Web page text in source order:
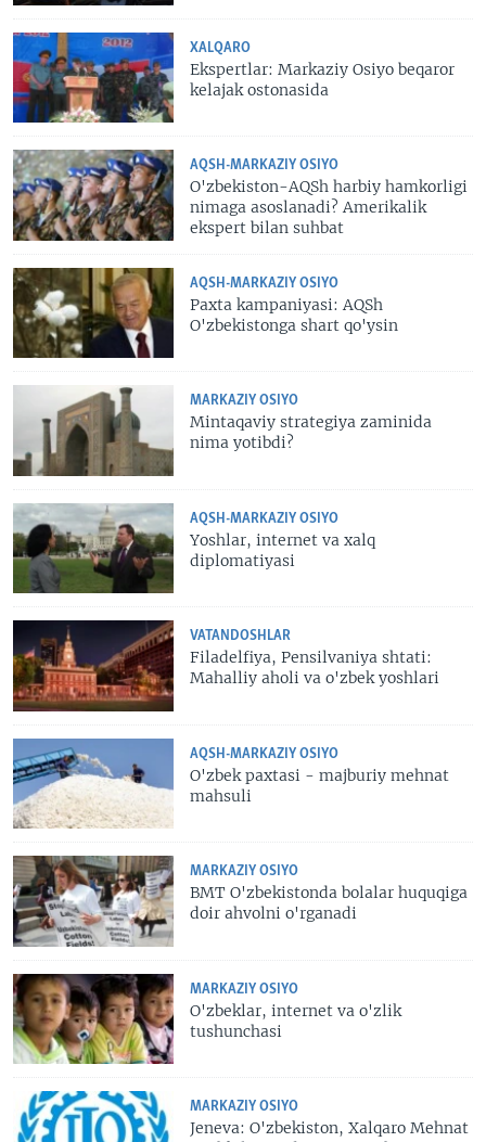
XALQARO
Ekspertlar: Markaziy Osiyo beqaror
kelajak ostonasida
AQSH-MARKAZIY OSIYO
O'zbekiston-AQSh harbiy hamkorligi
nimaga asoslanadi? Amerikalik
ekspert bilan suhbat
AQSH-MARKAZIY OSIYO
Paxta kampaniyasi: AQSh
O'zbekistonga shart qo'ysin
MARKAZIY OSIYO
Mintaqaviy strategiya zaminida
nima yotibdi?
AQSH-MARKAZIY OSIYO
Yoshlar, internet va xalq
diplomatiyasi
VATANDOSHLAR
Filadelfiya, Pensilvaniya shtati:
Mahalliy aholi va o'zbek yoshlari
AQSH-MARKAZIY OSIYO
O'zbek paxtasi - majburiy mehnat
mahsuli
MARKAZIY OSIYO
BMT O'zbekistonda bolalar huquqiga
doir ahvolni o'rganadi
MARKAZIY OSIYO
O'zbeklar, internet va o'zlik
tushunchasi
MARKAZIY OSIYO
Jeneva: O'zbekiston, Xalqaro Mehnat